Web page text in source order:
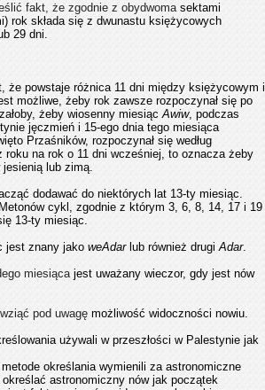
fakt, że zgodnie z obydwomasektami
rok składa się z dwunastu księżycowych
29 dni.
że powstaje różnica 11 dni między księżycowym i
możliwe, żeby rok zawsze rozpoczynał się po
żeby wiosenny miesiącAwiw, podczas
jęczmień i 15-ego dnia tego miesiąca
Przaśników, rozpoczynał się według
roku na rok o 11 dni wcześniej, to oznacza żeby
jesienią lub zimą.
dodawać do niektórych lat 13-ty miesiąc.
cykl, zgodnie z którym 3, 6, 8, 14, 17 i 19
13-ty miesiąc.
jest znany jako weAdarlub również drugiAdar.
miesiąca jest uważany wieczor, gdy jest nów
pod uwagę możliwość widoczności nowiu.
używali w przeszłości w Palestynie jak
określania wymienili za astronomiczne
określać astronomiczny nów jak początek